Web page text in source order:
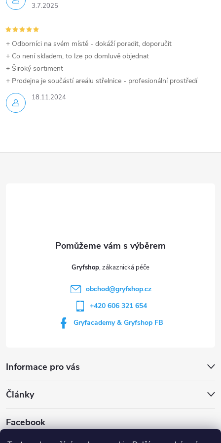
3.7.2025
18.11.2024
+ Odborníci na svém místě - dokáží poradit, doporučit
+ Co není skladem, to lze po domluvě objednat
+ Široký sortiment
+ Prodejna je součástí areálu střelnice - profesionální prostředí
Informace pro vás
Gryfshop
obchod@gryfshop.cz
+420 606 321 654
Gryfacademy & Gryfshop FB
Články
Facebook